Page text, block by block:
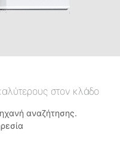
στον κλάδο
αναζήτησης.